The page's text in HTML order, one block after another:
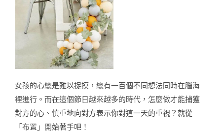
女孩的心總是難以捉摸，總有一百個不同想法同時在腦海
裡進行。而在這個節日越來越多的時代，怎麼做才能捕獲
對方的心、慎重地向對方表示你對這一天的重視？就從
「布置」開始著手吧！